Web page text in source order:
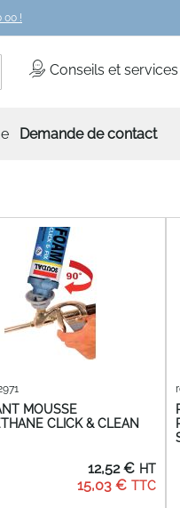
00 !
Conseils et services
Rechercher
Demande de contact
MOUSSE
CLICK & CLEAN
15,03 €
12,52 €